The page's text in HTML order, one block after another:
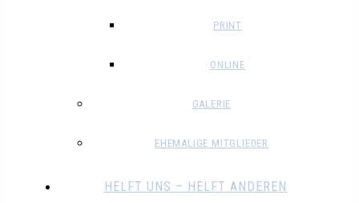
PRINT
ONLINE
GALERIE
EHEMALIGE MITGLIEDER
HELFT UNS – HELFT ANDEREN